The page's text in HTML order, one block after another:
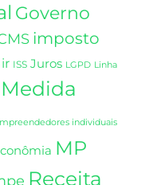
Governo
imposto
ir ISS Juros LGPD Linha
Medida
individuais
MP
Receita